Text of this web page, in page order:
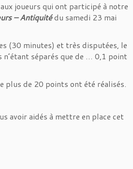
joueurs qui ont participé à notre
– Antiquitédu samedi 23 mai
(30 minutes) et très disputées, le
n’étant séparés que de … 0,1 point
plus de 20 points ont été réalisés.
avoir aidés à mettre en place cet